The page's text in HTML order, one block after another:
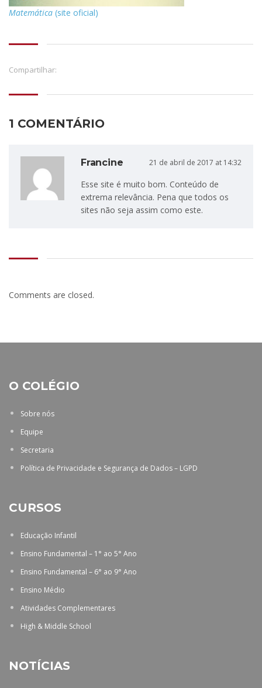
Matemática (site oficial)
Compartilhar:
1 COMENTÁRIO
Francine 21 de abril de 2017 at 14:32
Esse site é muito bom. Conteúdo de
extrema relevância. Pena que todos os
sites não seja assim como este.
Comments are closed.
O COLÉGIO
Sobre nós
Equipe
Secretaria
Política de Privacidade e Segurança de Dados – LGPD
CURSOS
Educação Infantil
Ensino Fundamental – 1° ao 5° Ano
Ensino Fundamental – 6° ao 9° Ano
Ensino Médio
Atividades Complementares
High & Middle School
NOTÍCIAS